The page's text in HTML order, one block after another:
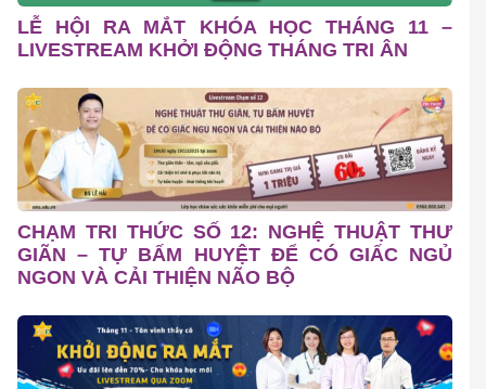
LỄ HỘI RA MẮT KHÓA HỌC THÁNG 11 –
LIVESTREAM KHỞI ĐỘNG THÁNG TRI ÂN
CHẠM TRI THỨC SỐ 12: NGHỆ THUẬT THƯ
GIÃN – TỰ BẤM HUYỆT ĐỂ CÓ GIẤC NGỦ
NGON VÀ CẢI THIỆN NÃO BỘ